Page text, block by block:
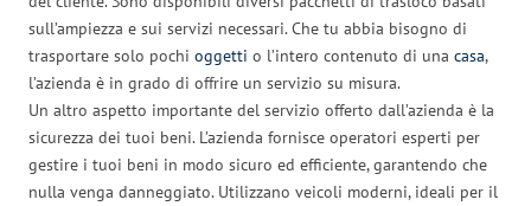
sull’ampiezza e sui servizi necessari. Che tu abbia bisogno di
trasportare solo pochi oggetti o l’intero contenuto di una casa,
l’azienda è in grado di offrire un servizio su misura.
Un altro aspetto importante del servizio offerto dall’azienda è la
sicurezza dei tuoi beni. L’azienda fornisce operatori esperti per
gestire i tuoi beni in modo sicuro ed efficiente, garantendo che
nulla venga danneggiato. Utilizzano veicoli moderni, ideali per il